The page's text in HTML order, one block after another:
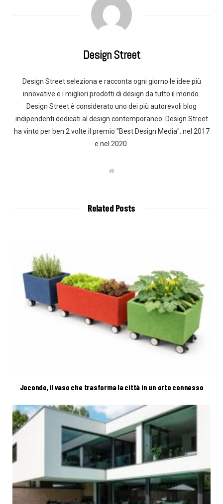
Design Street
Design Street seleziona e racconta ogni giorno le idee più
innovative e i migliori prodotti di design da tutto il mondo.
Design Street è considerato uno dei più autorevoli blog
indipendenti dedicati al design contemporaneo. Design Street
ha vinto per ben 2 volte il premio "Best Design Media": nel 2017
e nel 2020.
W
Related Posts
Jocondo, il vaso che trasforma la città in un orto connesso